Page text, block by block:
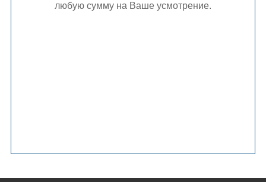
любую сумму на Ваше усмотрение.